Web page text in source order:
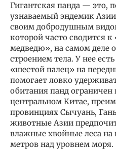
Гигантская панда — это,
узнаваемый эндемик
своим добродушным
которой часто сводится
медведю», на самом деле
строением тела. У нее
«шестой палец» на
помогает ловко
обитания панд
центральном Китае,
провинциях Сычуань,
животные Азии
влажные хвойные леса на
метров над уровнем моря.